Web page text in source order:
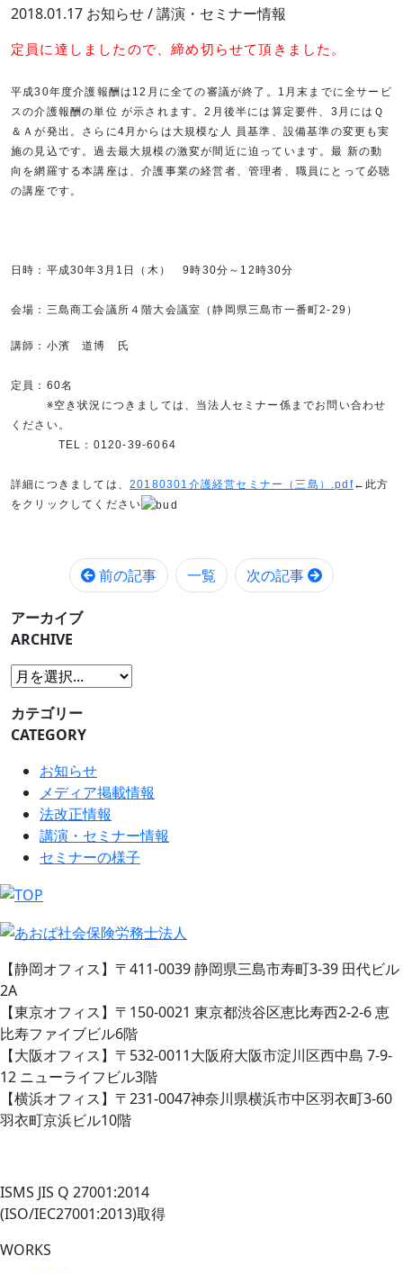
2018.01.17 お知らせ / 講演・セミナー情報
定員に達しましたので、締め切らせて頂きました。
平成30年度介護報酬は12月に全ての審議が終了。1月末までに全サービ
スの介護報酬の単位 が示されます。2月後半には算定要件、3月にはＱ
＆Ａが発出。さらに4月からは大規模な人 員基準、設備基準の変更も実
施の見込です。過去最大規模の激変が間近に迫っています。最 新の動
向を網羅する本講座は、介護事業の経営者、管理者、職員にとって必聴
の講座です。
日時：平成30年3月1日（木） 9時30分～12時30分
会場： 三島商工会議所４階大会議室（静岡県三島市一番町2-29）
講師：小濱 道博 氏
定員：60名
※空き状況につきましては、当法人セミナー係までお問い合わせ
ください。
TEL：0120-39-6064
詳細につきましては、 20180301介護経営セミナー（三島）.pdf←此方
をクリックしてください
前の記事 一覧 次の記事
アーカイブ
ARCHIVE
カテゴリー
CATEGORY
お知らせ
メディア掲載情報
法改正情報
講演・セミナー情報
セミナーの様子
【静岡オフィス】〒411-0039 静岡県三島市寿町3-39 田代ビル
2A
【東京オフィス】〒150-0021 東京都渋谷区恵比寿西2-2-6 恵
比寿ファイブビル6階
【大阪オフィス】〒532-0011大阪府大阪市淀川区西中島 7-9-
12 ニューライフビル3階
【横浜オフィス】〒231-0047神奈川県横浜市中区羽衣町3-60
羽衣町京浜ビル10階
ISMS JIS Q 27001:2014
(ISO/IEC27001:2013)取得
WORKS